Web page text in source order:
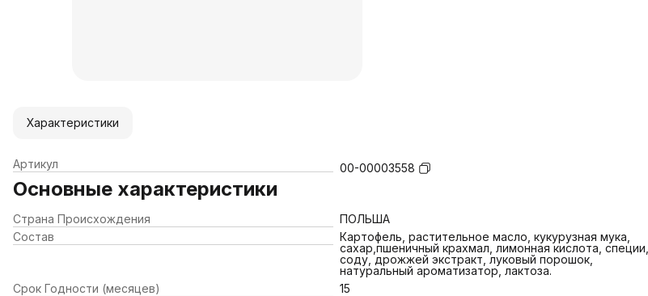
Характеристики
Артикул 00-00003558
Основные характеристики
Страна Происхождения
ПОЛЬША
Состав
Картофель, растительное масло, кукурузная мука,
сахар,пшеничный крахмал, лимонная кислота, специи,
соду, дрожжей экстракт, луковый порошок,
натуральный ароматизатор, лактоза.
Срок Годности (месяцев)
15